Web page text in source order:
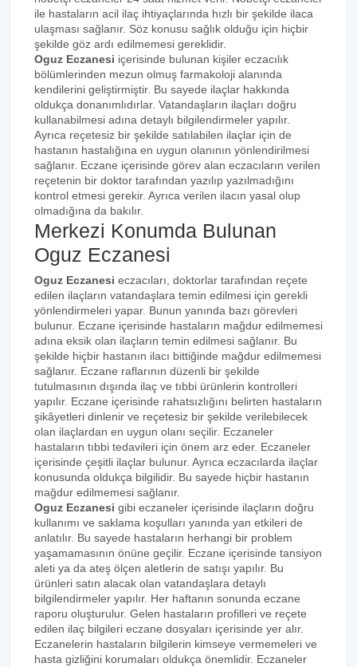
ile hastaların acil ilaç ihtiyaçlarında hızlı bir şekilde ilaca
ulaşması sağlanır. Söz konusu sağlık olduğu için hiçbir
şekilde göz ardı edilmemesi gereklidir.
Oguz Eczanesi içerisinde bulunan kişiler eczacılık
bölümlerinden mezun olmuş farmakoloji alanında
kendilerini geliştirmiştir. Bu sayede ilaçlar hakkında
oldukça donanımlıdırlar. Vatandaşların ilaçları doğru
kullanabilmesi adına detaylı bilgilendirmeler yapılır.
Ayrıca reçetesiz bir şekilde satılabilen ilaçlar için de
hastanın hastalığına en uygun olanının yönlendirilmesi
sağlanır. Eczane içerisinde görev alan eczacıların verilen
reçetenin bir doktor tarafından yazılıp yazılmadığını
kontrol etmesi gerekir. Ayrıca verilen ilacın yasal olup
olmadığına da bakılır.
Merkezi Konumda Bulunan
Oguz Eczanesi
Oguz Eczanesi eczacıları, doktorlar tarafından reçete
edilen ilaçların vatandaşlara temin edilmesi için gerekli
yönlendirmeleri yapar. Bunun yanında bazı görevleri
bulunur. Eczane içerisinde hastaların mağdur edilmemesi
adına eksik olan ilaçların temin edilmesi sağlanır. Bu
şekilde hiçbir hastanın ilacı bittiğinde mağdur edilmemesi
sağlanır. Eczane raflarının düzenli bir şekilde
tutulmasının dışında ilaç ve tıbbi ürünlerin kontrolleri
yapılır. Eczane içerisinde rahatsızlığını belirten hastaların
şikâyetleri dinlenir ve reçetesiz bir şekilde verilebilecek
olan ilaçlardan en uygun olanı seçilir. Eczaneler
hastaların tıbbi tedavileri için önem arz eder. Eczaneler
içerisinde çeşitli ilaçlar bulunur. Ayrıca eczacılarda ilaçlar
konusunda oldukça bilgilidir. Bu sayede hiçbir hastanın
mağdur edilmemesi sağlanır.
Oguz Eczanesi gibi eczaneler içerisinde ilaçların doğru
kullanımı ve saklama koşulları yanında yan etkileri de
anlatılır. Bu sayede hastaların herhangi bir problem
yaşamamasının önüne geçilir. Eczane içerisinde tansiyon
aleti ya da ateş ölçen aletlerin de satışı yapılır. Bu
ürünleri satın alacak olan vatandaşlara detaylı
bilgilendirmeler yapılır. Her haftanın sonunda eczane
raporu oluşturulur. Gelen hastaların profilleri ve reçete
edilen ilaç bilgileri eczane dosyaları içerisinde yer alır.
Eczanelerin hastaların bilgilerin kimseye vermemeleri ve
hasta gizliğini korumaları oldukça önemlidir. Eczaneler